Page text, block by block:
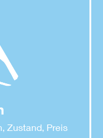
Zustand, Preis